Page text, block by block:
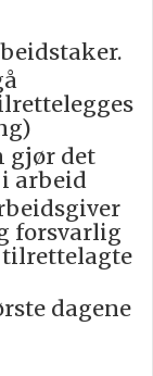
gjør det
arbeid
forsvarlig
dagene